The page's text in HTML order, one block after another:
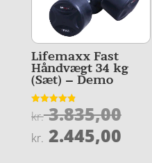
Lifemaxx Fast
Håndvægt 34 kg
(Sæt) – Demo
Vurderet
4.9
kr.3.835,00Den
kr. 2.445,00Den